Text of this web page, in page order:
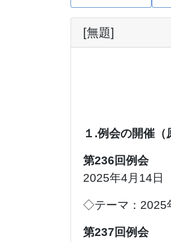
[無題]
１.例会の開催（
第236回例会
2025年4月14日
◇テーマ：2025
第237回例会